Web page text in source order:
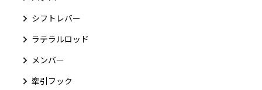
シフトレバー
ラテラルロッド
メンバー
牽引フック